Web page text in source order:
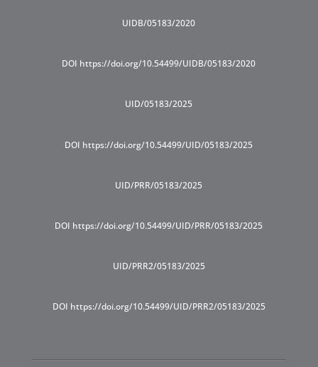
UIDB/05183/2020
DOI https://doi.org/10.54499/UIDB/05183/2020
UID/05183/2025
DOI https://doi.org/10.54499/UID/05183/2025
UID/PRR/05183/2025
DOI https://doi.org/10.54499/UID/PRR/05183/2025
UID/PRR2/05183/2025
DOI https://doi.org/10.54499/UID/PRR2/05183/2025